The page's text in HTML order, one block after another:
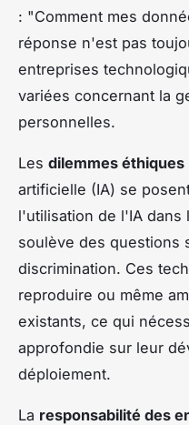
: "Comment mes
réponse n'est pas
entreprises
variées concernant la
personnelles.
Les dilemmes éthiques
artificielle (IA) se
l'utilisation de l'IA dans
soulève des questions
discrimination. Ces
reproduire ou même
existants, ce qui
approfondie sur leur
déploiement.
La responsabilité des